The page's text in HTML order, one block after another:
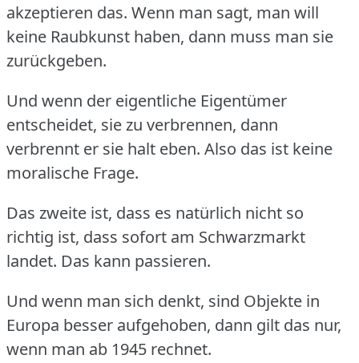
akzeptieren das. Wenn man sagt, man will
keine Raubkunst haben, dann muss man sie
zurückgeben.
Und wenn der eigentliche Eigentümer
entscheidet, sie zu verbrennen, dann
verbrennt er sie halt eben. Also das ist keine
moralische Frage.
Das zweite ist, dass es natürlich nicht so
richtig ist, dass sofort am Schwarzmarkt
landet. Das kann passieren.
Und wenn man sich denkt, sind Objekte in
Europa besser aufgehoben, dann gilt das nur,
wenn man ab 1945 rechnet.